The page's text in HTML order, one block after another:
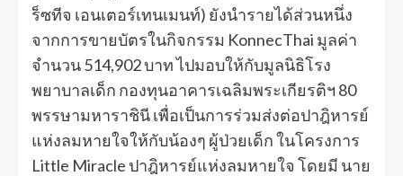
ร็ซทีจ เอนเตอร์เทนเมนท์) ยังนำรายได้ส่วนหนึ่ง
จากการขายบัตรในกิจกรรม KonnecThai มูลค่า
จำนวน 514,902 บาท ไปมอบให้กับมูลนิธิโรง
พยาบาลเด็ก กองทุนอาคารเฉลิมพระเกียรติฯ 80
พรรษามหาราชินี เพื่อเป็นการร่วมส่งต่อปาฎิหารย์
แห่งลมหายใจให้กับน้องๆ ผู้ป่วยเด็ก ในโครงการ
Little Miracle ปาฎิหารย์แห่งลมหายใจ โดยมี นาย